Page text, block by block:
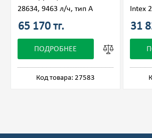
28634, 9463 л/ч, тип А
65 170 тг.
ПОДРОБНЕЕ
Код товара: 27583
Intex
31